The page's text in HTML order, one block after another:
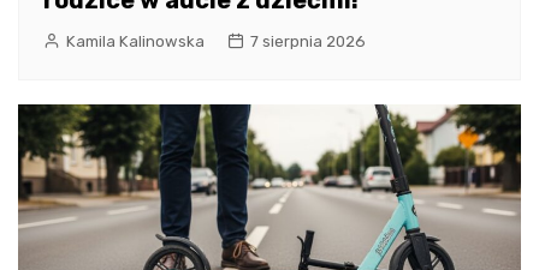
Kamila Kalinowska 7 sierpnia 2026